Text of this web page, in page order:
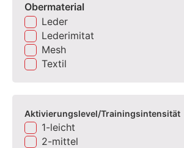
Obermaterial
Leder
Lederimitat
Mesh
Textil
Aktivierungslevel/Trainingsintensität
1-leicht
2-mittel